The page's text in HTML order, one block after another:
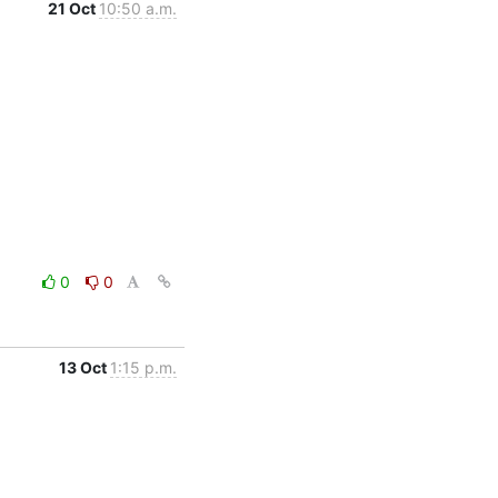
21 Oct 10:50 a.m.
0 0
13 Oct 1:15 p.m.